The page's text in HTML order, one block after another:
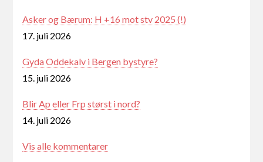
Asker og Bærum: H +16 mot stv 2025 (!)
17. juli 2026
Gyda Oddekalv i Bergen bystyre?
15. juli 2026
Blir Ap eller Frp størst i nord?
14. juli 2026
Vis alle kommentarer